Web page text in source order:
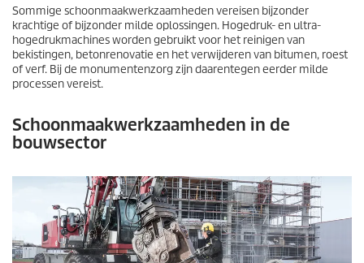
Sommige schoonmaakwerkzaamheden vereisen bijzonder
krachtige of bijzonder milde oplossingen. Hogedruk- en ultra-
hogedrukmachines worden gebruikt voor het reinigen van
bekistingen, betonrenovatie en het verwijderen van bitumen, roest
of verf. Bij de monumentenzorg zijn daarentegen eerder milde
processen vereist.
Schoonmaakwerkzaamheden in de
bouwsector